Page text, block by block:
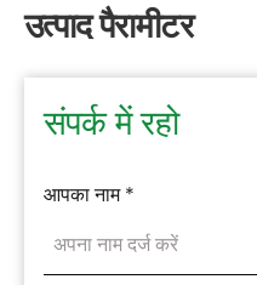
उत्पाद पैरामीटर
संपर्क में रहो
आपका नाम *